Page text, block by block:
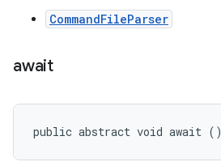
CommandFileParser
await
public abstract void await ()